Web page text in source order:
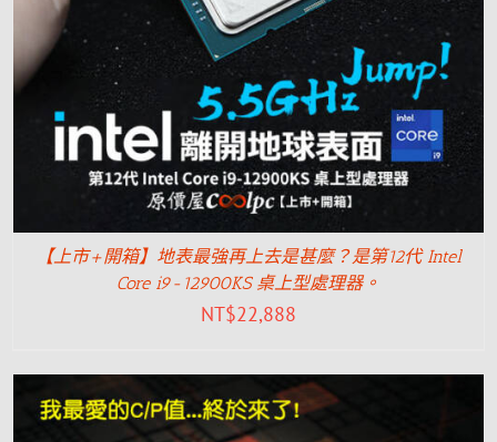
【上市+開箱】地表最強再上去是甚麼？是第12代 Intel
Core i9-12900KS 桌上型處理器。
NT$22,888